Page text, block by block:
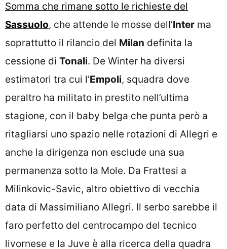
Somma che rimane sotto le richieste del
Sassuolo, che attende le mosse dell’Inter ma
soprattutto il rilancio del Milan definita la
cessione di Tonali. De Winter ha diversi
estimatori tra cui l’Empoli, squadra dove
peraltro ha militato in prestito nell’ultima
stagione, con il baby belga che punta però a
ritagliarsi uno spazio nelle rotazioni di Allegri e
anche la dirigenza non esclude una sua
permanenza sotto la Mole. Da Frattesi a
Milinkovic-Savic, altro obiettivo di vecchia
data di Massimiliano Allegri. Il serbo sarebbe il
faro perfetto del centrocampo del tecnico
livornese e la Juve è alla ricerca della quadra